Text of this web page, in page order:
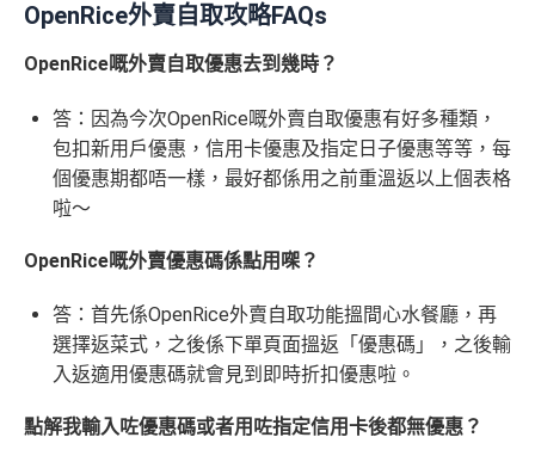
OpenRice外賣自取攻略FAQs
OpenRice嘅外賣自取優惠去到幾時？
答：因為今次OpenRice嘅外賣自取優惠有好多種類，
包扣新用戶優惠，信用卡優惠及指定日子優惠等等，每
個優惠期都唔一樣，最好都係用之前重溫返以上個表格
啦～
OpenRice嘅外賣優惠碼係點用㗎？
答：首先係OpenRice外賣自取功能搵間心水餐廳，再
選擇返菜式，之後係下單頁面搵返「優惠碼」，之後輸
入返適用優惠碼就會見到即時折扣優惠啦。
點解我輸入咗優惠碼或者用咗指定信用卡後都無優惠？